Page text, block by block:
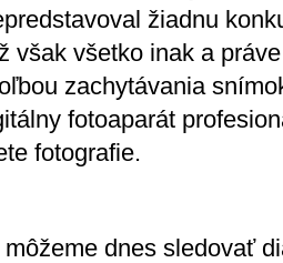
žiadnu
však všetko inak a
zachytávania
fotoaparát
fotografie.
dnes sledovať